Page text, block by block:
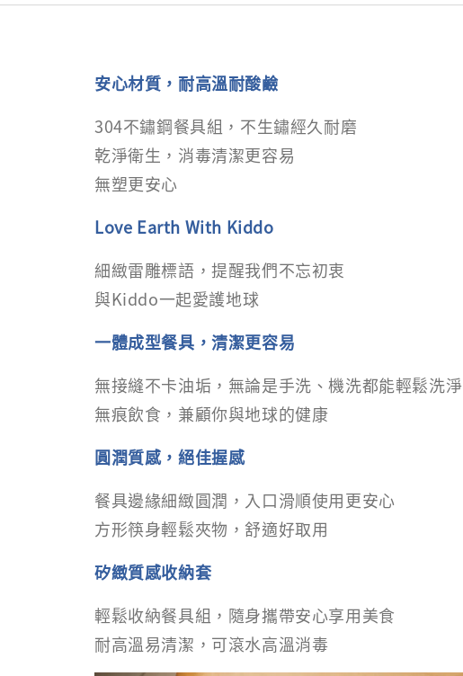
安心材質，耐高溫耐酸鹼
304不鏽鋼餐具組，不生鏽經久耐磨
乾淨衛生，消毒清潔更容易
無塑更安心
Love Earth With Kiddo
細緻雷雕標語，提醒我們不忘初衷
與Kiddo一起愛護地球
一體成型餐具，清潔更容易
無接縫不卡油垢，無論是手洗、機洗都能輕鬆洗淨
無痕飲食，兼顧你與地球的健康
圓潤質感，絕佳握感
餐具邊緣細緻圓潤，入口滑順使用更安心
方形筷身輕鬆夾物，舒適好取用
矽緻質感收納套
輕鬆收納餐具組，隨身攜帶安心享用美食
耐高溫易清潔，可滾水高溫消毒